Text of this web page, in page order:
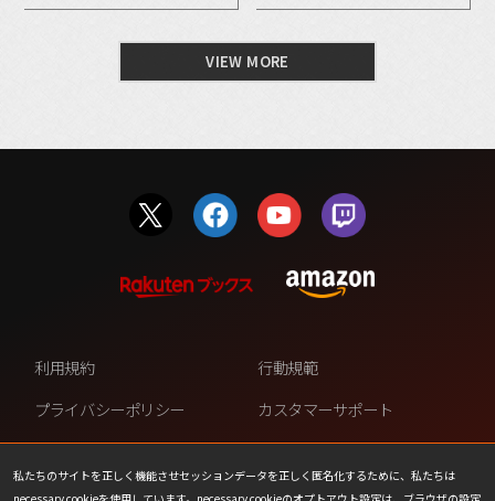
VIEW MORE
私たちのサイトを正しく機能させセッションデータを正しく匿名化するために、私たちは
利用規約
行動規範
プライバシーポリシー
カスタマーサポート
ファンコンテンツ・ポリシー
個人情報の販売や共有を許可し
ない